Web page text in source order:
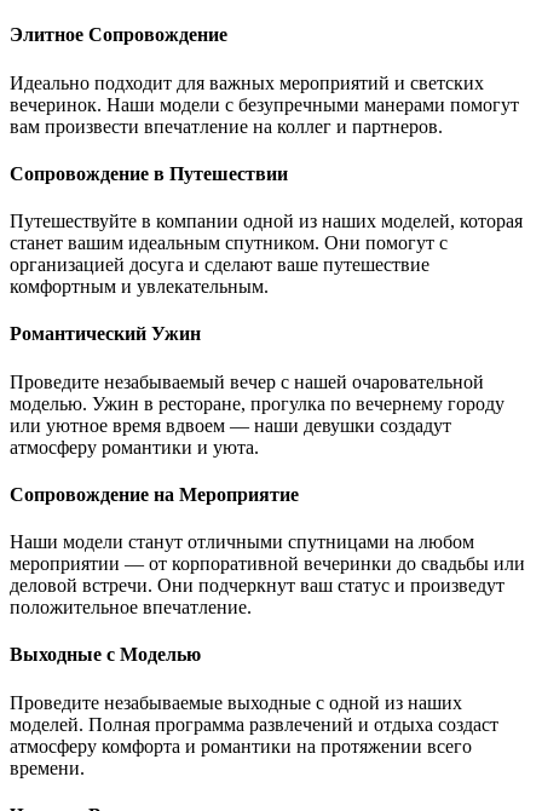
Элитное Сопровождение
Идеально подходит для важных мероприятий и светских
вечеринок. Наши модели с безупречными манерами помогут
вам произвести впечатление на коллег и партнеров.
Сопровождение в Путешествии
Путешествуйте в компании одной из наших моделей, которая
станет вашим идеальным спутником. Они помогут с
организацией досуга и сделают ваше путешествие
комфортным и увлекательным.
Романтический Ужин
Проведите незабываемый вечер с нашей очаровательной
моделью. Ужин в ресторане, прогулка по вечернему городу
или уютное время вдвоем — наши девушки создадут
атмосферу романтики и уюта.
Сопровождение на Мероприятие
Наши модели станут отличными спутницами на любом
мероприятии — от корпоративной вечеринки до свадьбы или
деловой встречи. Они подчеркнут ваш статус и произведут
положительное впечатление.
Выходные с Моделью
Проведите незабываемые выходные с одной из наших
моделей. Полная программа развлечений и отдыха создаст
атмосферу комфорта и романтики на протяжении всего
времени.